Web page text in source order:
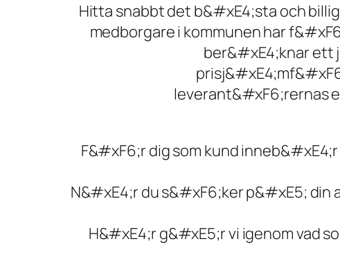
Hitta snabbt det b&#xE4;sta och
medborgare i kommunen har
ber&#xE4;knar ett
leverant&#xF6;rernas
F&#xF6;r dig som kund
N&#xE4;r du s&#xF6;ker p&#xE5; din
H&#xE4;r g&#xE5;r vi igenom vad